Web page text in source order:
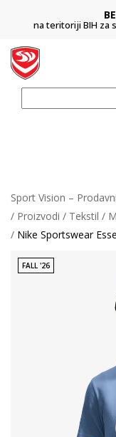
na teritoriji BIH za
Sport Vision –
Proizvodi
Tekstil
Nike Sportswear
FALL '26